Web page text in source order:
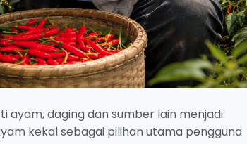
ayam, daging dan sumber lain menjadi
kekal sebagai pilihan utama pengguna